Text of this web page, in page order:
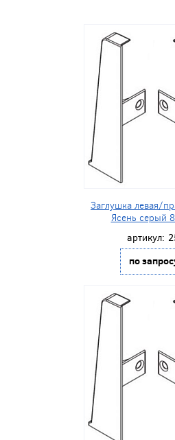
Заглушка левая/
Ясень серый
артикул:
по